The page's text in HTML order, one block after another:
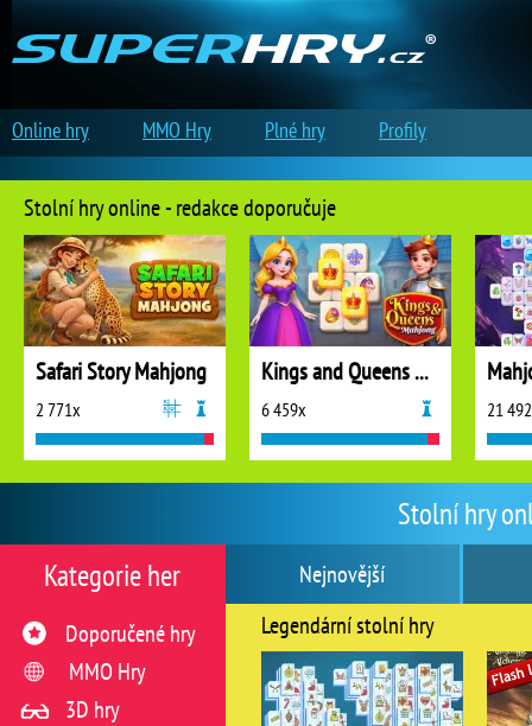
Stolní hry
Nejnovější
Legendární stolní hry
Kategorie her
Doporučené hry
MMO Hry
3D hry
Stolní hry online - redakce doporučuje
Safari Story Mahjong
2 771x
Kings and Queens Mahjong
6 459x 21
Online hry MMO Hry Plné hry Profily